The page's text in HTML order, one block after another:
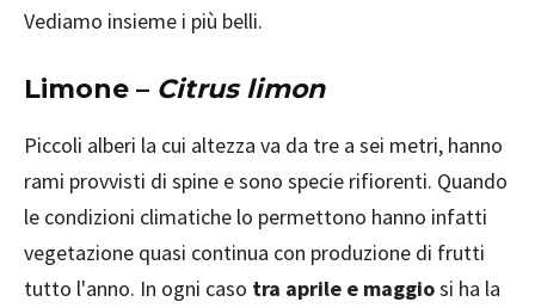
Vediamo insieme i più belli.
Limone – Citrus limon
Piccoli alberi la cui altezza va da tre a sei metri, hanno
rami provvisti di spine e sono specie rifiorenti. Quando
le condizioni climatiche lo permettono hanno infatti
vegetazione quasi continua con produzione di frutti
tutto l'anno. In ogni caso tra aprile e maggiosi ha la